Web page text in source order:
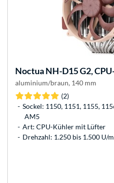
NoctuaNH-D15 G2,
aluminium/braun, 140 mm
(2)
Sockel: 1150, 1151, 1155,
AM5
Art: CPU-Kühler mit Lüfter
Drehzahl: 1.250 bis 1.500 U/